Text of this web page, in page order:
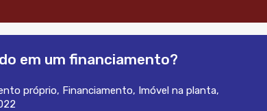
em um financiamento?
próprio, Financiamento, Imóvel na planta,